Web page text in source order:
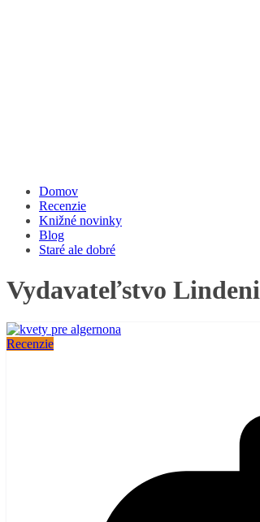
Domov
Recenzie
Knižné novinky
Blog
Staré ale dobré
Vydavateľstvo Lindeni
Recenzie